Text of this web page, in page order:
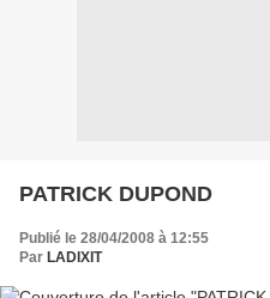
PATRICK DUPOND
Publié le 28/04/2008 à 12:55
Par LADIXIT